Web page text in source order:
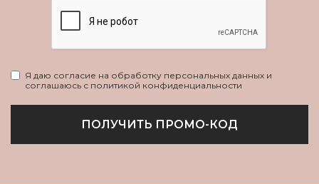
Я даю согласие на обработку персональных данных и
соглашаюсь с политикой конфиденциальности
ПОЛУЧИТЬ ПРОМО-КОД